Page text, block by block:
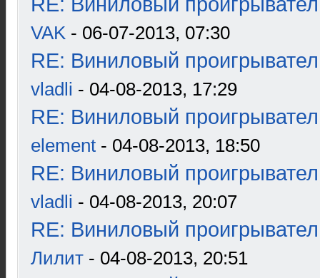
VAK - 06-07-2013, 07:30
RE: Виниловый
vladli - 04-08-2013, 17:29
RE: Виниловый
element - 04-08-2013, 18:50
RE: Виниловый
vladli - 04-08-2013, 20:07
RE: Виниловый
Лилит - 04-08-2013, 20:51